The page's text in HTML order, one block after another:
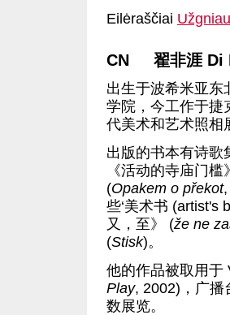
Eilėraščiai
CN 翟非涯 Di
出生于波希米亚东
学院，今工作于捷
代美术和艺术照相
出版的书本有诗歌
《活动的寺庙门槛
(Opakem o překot
些‘美术书 (artist's
又，至》 (že ne
(Stisk)。
他的作品被取用于
Play, 2002)，广播
数展览。